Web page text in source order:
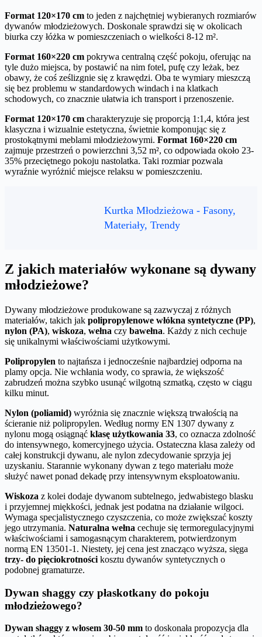
Format 120×170 cm to jeden z najchętniej wybieranych rozmiarów
dywanów młodzieżowych. Doskonale sprawdzi się w okolicach
biurka czy łóżka w pomieszczeniach o wielkości 8-12 m².
Format 160×220 cm pokrywa centralną część pokoju, oferując na
tyle dużo miejsca, by postawić na nim fotel, pufę czy leżak, bez
obawy, że coś ześlizgnie się z krawędzi. Oba te wymiary mieszczą
się bez problemu w standardowych windach i na klatkach
schodowych, co znacznie ułatwia ich transport i przenoszenie.
Format 120×170 cm charakteryzuje się proporcją 1:1,4, która jest
klasyczna i wizualnie estetyczna, świetnie komponując się z
prostokątnymi meblami młodzieżowymi. Format 160×220 cm
zajmuje przestrzeń o powierzchni 3,52 m², co odpowiada około 23-
35% przeciętnego pokoju nastolatka. Taki rozmiar pozwala
wyraźnie wyróżnić miejsce relaksu w pomieszczeniu.
Kurtka Młodzieżowa - Fasony,
Materiały, Trendy
Z jakich materiałów wykonane są dywany
młodzieżowe?
Dywany młodzieżowe produkowane są zazwyczaj z różnych
materiałów, takich jak polipropylenowe włókna syntetyczne (PP),
nylon (PA), wiskoza, wełna czy bawełna. Każdy z nich cechuje
się unikalnymi właściwościami użytkowymi.
Polipropylen to najtańsza i jednocześnie najbardziej odporna na
plamy opcja. Nie wchłania wody, co sprawia, że większość
zabrudzeń można szybko usunąć wilgotną szmatką, często w ciągu
kilku minut.
Nylon (poliamid) wyróżnia się znacznie większą trwałością na
ścieranie niż polipropylen. Według normy EN 1307 dywany z
nylonu mogą osiągnąć klasę użytkowania 33, co oznacza zdolność
do intensywnego, komercyjnego użycia. Ostateczna klasa zależy od
całej konstrukcji dywanu, ale nylon zdecydowanie sprzyja jej
uzyskaniu. Starannie wykonany dywan z tego materiału może
służyć nawet ponad dekadę przy intensywnym eksploatowaniu.
Wiskoza z kolei dodaje dywanom subtelnego, jedwabistego blasku
i przyjemnej miękkości, jednak jest podatna na działanie wilgoci.
Wymaga specjalistycznego czyszczenia, co może zwiększać koszty
jego utrzymania. Naturalna wełna cechuje się termoregulacyjnymi
właściwościami i samogasnącym charakterem, potwierdzonym
normą EN 13501-1. Niestety, jej cena jest znacząco wyższa, sięga
trzy- do pięciokrotności kosztu dywanów syntetycznych o
podobnej gramaturze.
Dywan shaggy czy płaskotkany do pokoju
młodzieżowego?
Dywan shaggy z włosem 30-50 mm to doskonała propozycja dla